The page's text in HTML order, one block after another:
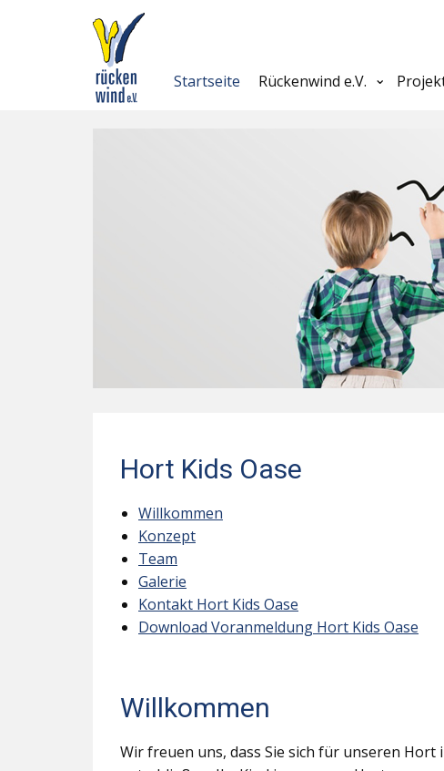
Startseite Rückenwind e.V.
Hort Kids Oase
Willkommen
Konzept
Team
Galerie
Kontakt Hort Kids Oase
Download Voranmeldung Hort Kids Oase
Willkommen
Wir freuen uns, dass Sie sich für unseren Hort